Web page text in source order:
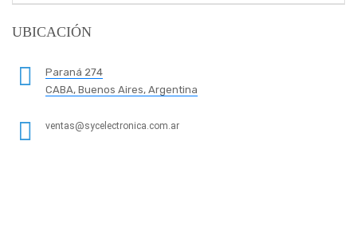
UBICACIÓN
Paraná 274
CABA, Buenos Aires, Argentina
ventas@sycelectronica.com.ar